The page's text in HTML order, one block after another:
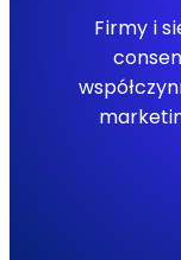
Firmy i